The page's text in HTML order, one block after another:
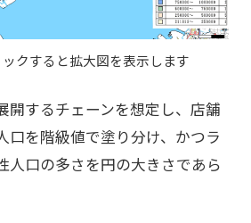
クすると拡大図を表示します
開するチェーンを想定し、店舗
口を階級値で塗り分け、かつラ
人口の多さを円の大きさであら